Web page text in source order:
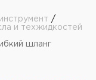
/
и техжидкостей
шланг